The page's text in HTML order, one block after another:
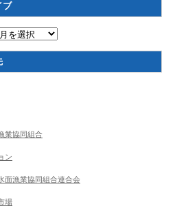
ブ
業協同組合
ン
面漁業協同組合連合会
場